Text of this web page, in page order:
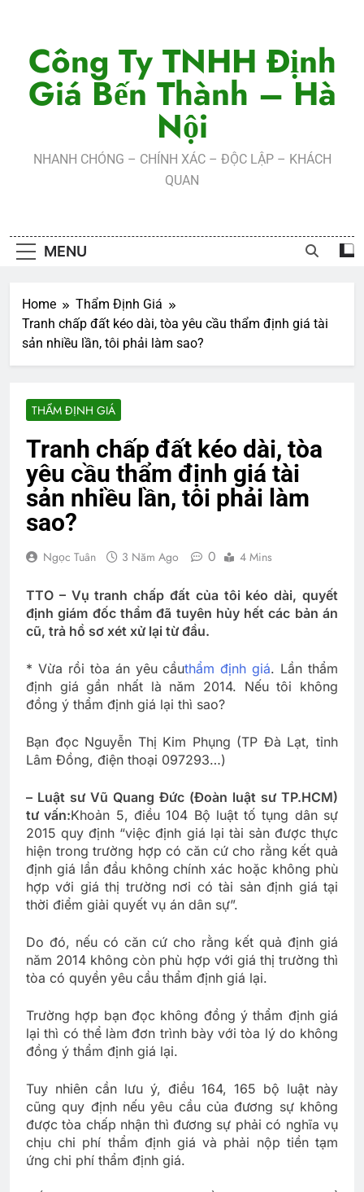
contentCông Ty TNHH Định
Giá Bến Thành – Hà
Nội
NHANH CHÓNG – CHÍNH XÁC – ĐỘC LẬP – KHÁCH
QUAN
MENU
Home
Thẩm Định Giá
Tranh chấp đất kéo dài, tòa yêu cầu thẩm định giá tài
sản nhiều lần, tôi phải làm sao?
THẨM ĐỊNH GIÁ
Tranh chấp đất kéo dài, tòa
yêu cầu thẩm định giá tài
sản nhiều lần, tôi phải làm
sao?
Ngọc Tuân 3 Năm Ago 0 4 Mins
TTO – Vụ tranh chấp đất của tôi kéo dài, quyết
định giám đốc thẩm đã tuyên hủy hết các bản án
cũ, trả hồ sơ xét xử lại từ đầu.
* Vừa rồi tòa án yêu cầuthẩm định giá. Lần thẩm
định giá gần nhất là năm 2014. Nếu tôi không
đồng ý thẩm định giá lại thì sao?
Bạn đọc Nguyễn Thị Kim Phụng (TP Đà Lạt, tỉnh
Lâm Đồng, điện thoại 097293…)
– Luật sư Vũ Quang Đức (Đoàn luật sư TP.HCM)
tư vấn:Khoản 5, điều 104 Bộ luật tố tụng dân sự
2015 quy định “việc định giá lại tài sản được thực
hiện trong trường hợp có căn cứ cho rằng kết quả
định giá lần đầu không chính xác hoặc không phù
hợp với giá thị trường nơi có tài sản định giá tại
thời điểm giải quyết vụ án dân sự”.
Do đó, nếu có căn cứ cho rằng kết quả định giá
năm 2014 không còn phù hợp với giá thị trường thì
tòa có quyền yêu cầu thẩm định giá lại.
Trường hợp bạn đọc không đồng ý thẩm định giá
lại thì có thể làm đơn trình bày với tòa lý do không
đồng ý thẩm định giá lại.
Tuy nhiên cần lưu ý, điều 164, 165 bộ luật này
cũng quy định nếu yêu cầu của đương sự không
được tòa chấp nhận thì đương sự phải có nghĩa vụ
chịu chi phí thẩm định giá và phải nộp tiền tạm
ứng chi phí thẩm định giá.